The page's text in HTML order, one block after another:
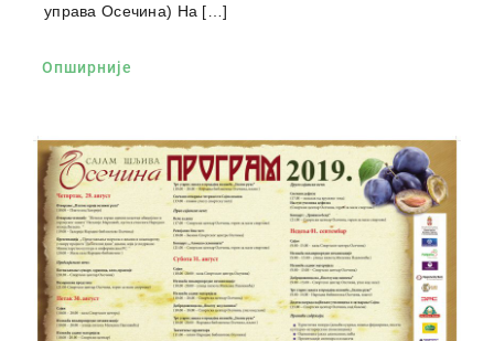
управа Осечина) На […]
Опширније